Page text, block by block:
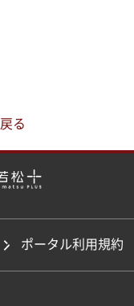
戻る
ポータル利用規約